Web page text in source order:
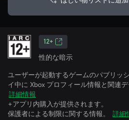
12+
性的な暗示
ユーザーが起動するゲームのパブリッ
イ中に Xbox プロフィール情報と関連
詳細情報
+アプリ内購入が提供されます。
保護者による制限に関する情報。
詳細